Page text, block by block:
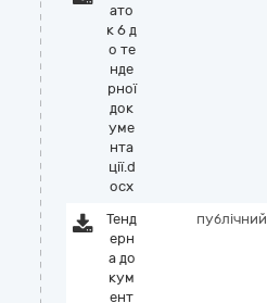
ато
к 6 д
о те
нде
рної
док
уме
нта
ції.d
ocx
Тенд
ерн
а до
кум
ент
публічний